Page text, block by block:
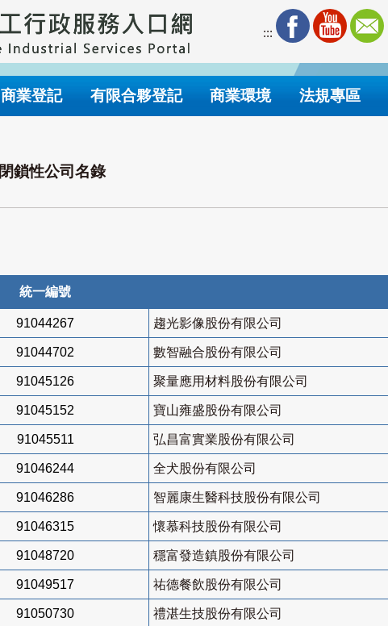
:::
商業登記 有限合夥登記 商業環境 法規專區
閉鎖性公司名錄
統一編號
91044267 趨光影像股份有限公司
91044702 數智融合股份有限公司
91045126 聚量應用材料股份有限公司
91045152 寶山雍盛股份有限公司
91045511 弘昌富實業股份有限公司
91046244 全犬股份有限公司
91046286 智麗康生醫科技股份有限公司
91046315 懷慕科技股份有限公司
91048720 穩富發造鎮股份有限公司
91049517 祐德餐飲股份有限公司
91050730 禮湛生技股份有限公司